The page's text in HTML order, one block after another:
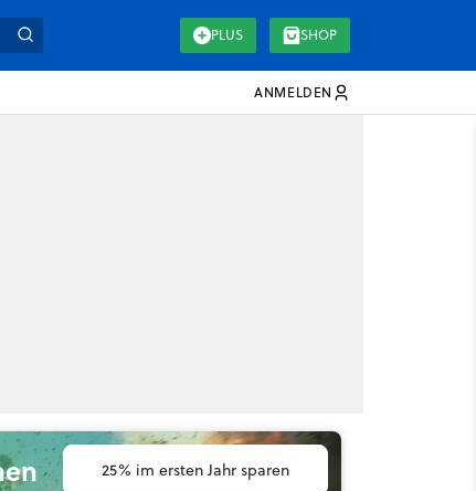
PLUS SHOP
ANMELDEN
25% im ersten Jahr sparen